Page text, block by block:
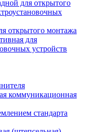
для открытого
открытого монтажа
для
устройств
коммуникационная
стандарта